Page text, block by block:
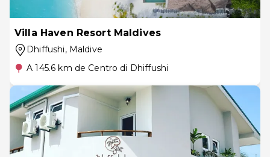
Villa Haven Resort Maldives
Dhiffushi, Maldive
A 145.6 km de Centro di Dhiffushi